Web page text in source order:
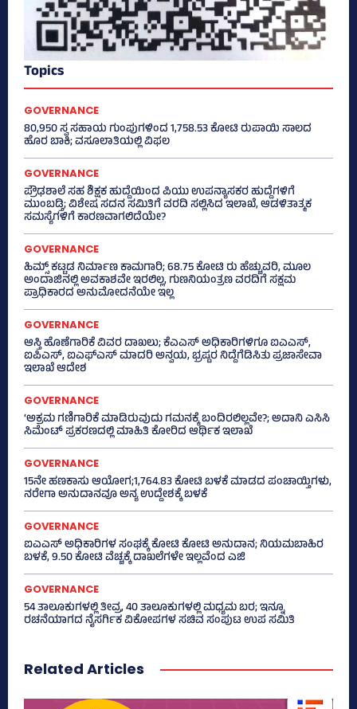
Topics
GOVERNANCE
80,950 ಸ್ವ ಸಹಾಯ ಗುಂಪುಗಳಿಂದ 1,758.53 ಕೋಟಿ ರುಪಾಯಿ ಸಾಲದ
ಹೊರ ಬಾಕಿ; ವಸೂಲಾತಿಯಲ್ಲಿ ವಿಫಲ
GOVERNANCE
ಪ್ರೌಢಶಾಲೆ ಸಹ ಶಿಕ್ಷಕ ಹುದ್ದೆಯಿಂದ ಪಿಯು ಉಪನ್ಯಾಸಕರ ಹುದ್ದೆಗಳಿಗೆ
ಮುಂಬಡ್ತಿ; ವಿಶೇಷ ಸದನ ಸಮಿತಿಗೆ ವರದಿ ಸಲ್ಲಿಸಿದ ಇಲಾಖೆ, ಆಡಳಿತಾತ್ಮಕ
ಸಮಸ್ಯೆಗಳಿಗೆ ಕಾರಣವಾಗಲಿದೆಯೇ?
GOVERNANCE
ಹಿಮ್ಸ್‌ ಕಟ್ಟಡ ನಿರ್ಮಾಣ ಕಾಮಗಾರಿ; 68.75 ಕೋಟಿ ರು ಹೆಚ್ಚುವರಿ, ಮೂಲ
ಅಂದಾಜಿನಲ್ಲಿ ಅವಕಾಶವೇ ಇರಲಿಲ್ಲ, ಗುಣನಿಯಂತ್ರಣ ವರದಿಗೆ ಸಕ್ಷಮ
ಪ್ರಾಧಿಕಾರದ ಅನುಮೋದನೆಯೇ ಇಲ್ಲ
GOVERNANCE
ಆಸ್ತಿ ಹೊಣೆಗಾರಿಕೆ ವಿವರ ದಾಖಲು; ಕೆಎಎಸ್ ಅಧಿಕಾರಿಗಳಿಗೂ ಐಎಎಸ್‌,
ಐಪಿಎಸ್‌, ಐಎಫ್‌ಎಸ್‌ ಮಾದರಿ ಅನ್ವಯ, ಭ್ರಷ್ಟರ ನಿದ್ದೆಗೆಡಿಸಿತು ಪ್ರಜಾಸೇವಾ
ಇಲಾಖೆ ಆದೇಶ
GOVERNANCE
‘ಅಕ್ರಮ ಗಣಿಗಾರಿಕೆ ಮಾಡಿರುವುದು ಗಮನಕ್ಕೆ ಬಂದಿರಲಿಲ್ಲವೇ?; ಅದಾನಿ ಎಸಿಸಿ
ಸಿಮೆಂಟ್ ಪ್ರಕರಣದಲ್ಲಿ ಮಾಹಿತಿ ಕೋರಿದ ಆರ್ಥಿಕ ಇಲಾಖೆ
GOVERNANCE
15ನೇ ಹಣಕಾಸು ಆಯೋಗ;1,764.83 ಕೋಟಿ ಬಳಕೆ ಮಾಡದ ಪಂಚಾಯ್ತಿಗಳು,
ನರೇಗಾ ಅನುದಾನವೂ ಅನ್ಯ ಉದ್ದೇಶಕ್ಕೆ ಬಳಕೆ
GOVERNANCE
ಐಎಎಸ್‌ ಅಧಿಕಾರಿಗಳ ಸಂಘಕ್ಕೆ ಕೋಟಿ ಕೋಟಿ ಅನುದಾನ; ನಿಯಮಬಾಹಿರ
ಬಳಕೆ, 9.50 ಕೋಟಿ ವೆಚ್ಚಕ್ಕೆ ದಾಖಲೆಗಳೇ ಇಲ್ಲವೆಂದ ಎಜಿ
GOVERNANCE
54 ತಾಲೂಕುಗಳಲ್ಲಿ ತೀವ್ರ, 40 ತಾಲೂಕುಗಳಲ್ಲಿ ಮಧ್ಯಮ ಬರ; ಇನ್ನೂ
ರಚನೆಯಾಗದ ನೈಸರ್ಗಿಕ ವಿಕೋಪಗಳ ಸಚಿವ ಸಂಪುಟ ಉಪ ಸಮಿತಿ
Related Articles